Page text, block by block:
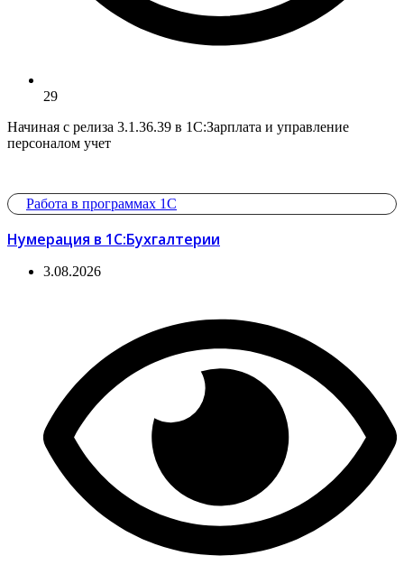
29
Начиная с релиза 3.1.36.39 в 1С:Зарплата и управление
персоналом учет
Работа в программах 1С
Нумерация в 1С:Бухгалтерии
3.08.2026